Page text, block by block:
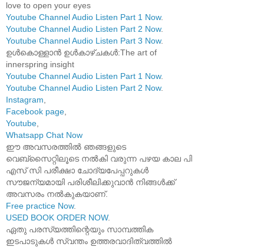
love to open your eyes
Youtube Channel Audio Listen Part 1 Now.
Youtube Channel Audio Listen Part 2 Now.
Youtube Channel Audio Listen Part 3 Now.
ഉൾകൊള്ളാൻ ഉൾകാഴ്ചകൾ:The art of
innerspring insight
Youtube Channel Audio Listen Part 1 Now.
Youtube Channel Audio Listen Part 2 Now.
Instagram,
Facebook page,
Youtube,
Whatsapp Chat Now
ഈ അവസരത്തിൽ ഞങ്ങളുടെ
വെബ്സൈറ്റിലൂടെ നൽകി വരുന്ന പഴയ കാല പി
എസ് സി പരീക്ഷാ ചോദ്യപേപ്പറുകൾ
സൗജന്യമായി പരിശീലിക്കുവാൻ നിങ്ങൾക്ക്
അവസരം നൽകുകയാണ്.
Free practice Now.
USED BOOK ORDER NOW.
ഏതു പരസ്യത്തിന്റെയും സാമ്പത്തിക
ഇടപാടുകൾ സ്വന്തം ഉത്തരവാദിത്വത്തിൽ